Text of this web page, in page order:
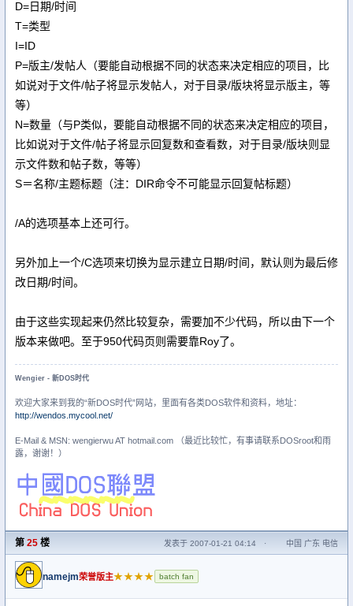
D=日期/时间
T=类型
I=ID
P=版主/发帖人（要能自动根据不同的状态来决定相应的项目，比
如说对于文件/帖子将显示发帖人，对于目录/版块将显示版主，等
等）
N=数量（与P类似，要能自动根据不同的状态来决定相应的项目，
比如说对于文件/帖子将显示回复数和查看数，对于目录/版块则显
示文件数和帖子数，等等）
S＝名称/主题标题（注：DIR命令不可能显示回复帖标题）
/A的选项基本上还可行。
另外加上一个/C选项来切换为显示建立日期/时间，默认则为最后修
改日期/时间。
由于这些实现起来仍然比较复杂，需要加不少代码，所以由下一个
版本来做吧。至于950代码页则需要靠Roy了。
Wengier - 新DOS时代
欢迎大家来到我的“新DOS时代”网站，里面有各类DOS软件和资料，地址：
http://wendos.mycool.net/
E-Mail & MSN: wengierwu AT hotmail.com （最近比较忙，有事请联系DOSroot和雨
露，谢谢！）
第 25 楼 发表于 2007-01-21 04:14 · 中国 广东 电信
namejm荣誉版主★★★★ batch fan